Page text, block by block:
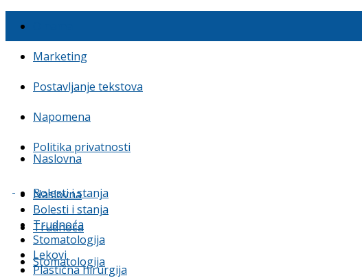
Marketing
Postavljanje tekstova
Napomena
Politika privatnosti
Naslovna
Bolesti i stanja
Trudnoća
Stomatologija
Naslovna
Bolesti i stanja
Trudnoća
Stomatologija
Lekovi
Plastična hirurgija